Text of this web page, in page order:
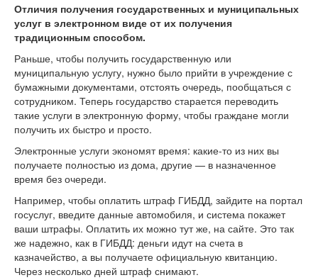
Отличия получения государственных и муниципальных
услуг в электронном виде от их получения
традиционным способом.
Раньше, чтобы получить государственную или
муниципальную услугу, нужно было прийти в учреждение с
бумажными документами, отстоять очередь, пообщаться с
сотрудником. Теперь государство старается переводить
такие услуги в электронную форму, чтобы граждане могли
получить их быстро и просто.
Электронные услуги экономят время: какие-то из них вы
получаете полностью из дома, другие — в назначенное
время без очереди.
Например, чтобы оплатить штраф ГИБДД, зайдите на портал
госуслуг, введите данные автомобиля, и система покажет
ваши штрафы. Оплатить их можно тут же, на сайте. Это так
же надежно, как в ГИБДД: деньги идут на счета в
казначейство, а вы получаете официальную квитанцию.
Через несколько дней штраф снимают.